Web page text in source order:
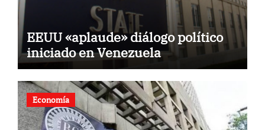
EEUU «aplaude» diálogo político
iniciado en Venezuela
Economía